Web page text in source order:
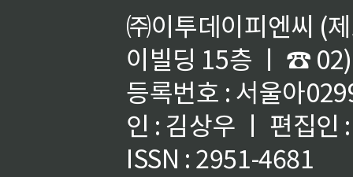
㈜이투데이피엔씨 (
이빌딩 15층 ㅣ ☎
등록번호 : 서울아
인 : 김상우 ㅣ 편집인
ISSN : 2951-4681